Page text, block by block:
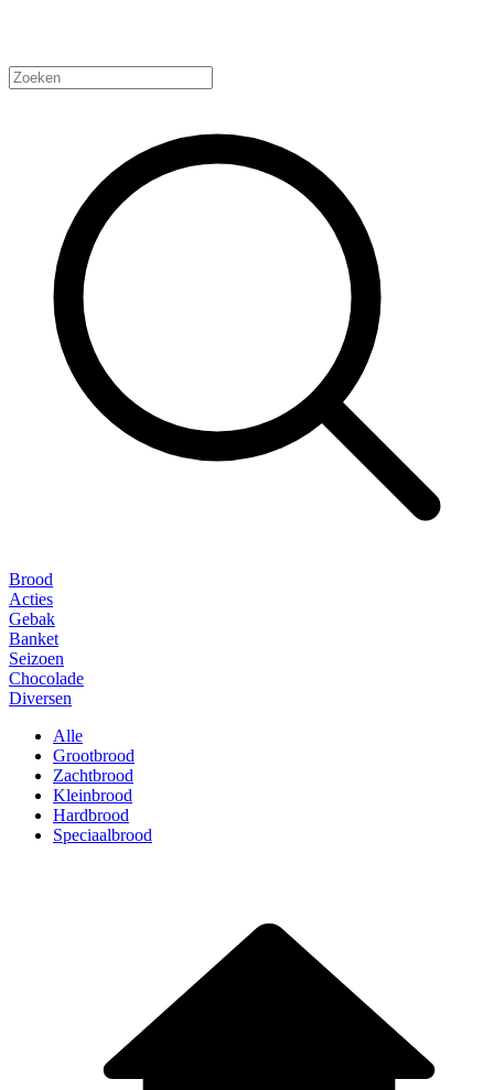
Brood
Acties
Gebak
Banket
Seizoen
Chocolade
Diversen
Alle
Grootbrood
Zachtbrood
Kleinbrood
Hardbrood
Speciaalbrood